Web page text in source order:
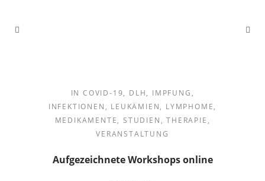
IN COVID-19, DLH, IMPFUNG ,
INFEKTIONEN , LEUKÄMIEN, LYMPHOME,
MEDIKAMENTE, STUDIEN ,THERAPIE ,
VERANSTALTUNG
Aufgezeichnete Workshops online